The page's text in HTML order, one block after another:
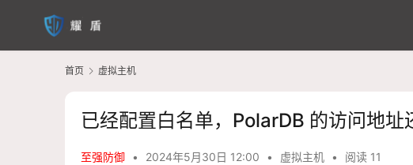
首页 虚拟主机
已经配置白名单，PolarDB 的访问地址
至强防御 • 2024年5月30日 12:00 • 虚拟主机 • 阅读 11